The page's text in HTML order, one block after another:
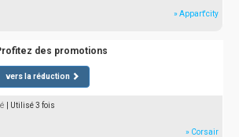
» Appart'city
des promotions
vers la réduction
| Utilisé 3 fois
» Corsair